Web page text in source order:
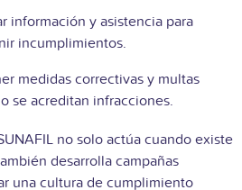
información y asistencia para
incumplimientos.
medidas correctivas y multas
se acreditan infracciones.
no solo actúa cuando existe
desarrolla campañas
una cultura de cumplimiento